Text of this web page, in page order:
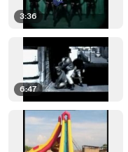
3:36
6:47